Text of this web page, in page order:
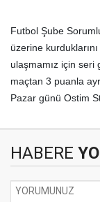
Futbol Şube
üzerine
ulaşmamız için seri
maçtan 3 puanla
Pazar günü Ostim
HABERE